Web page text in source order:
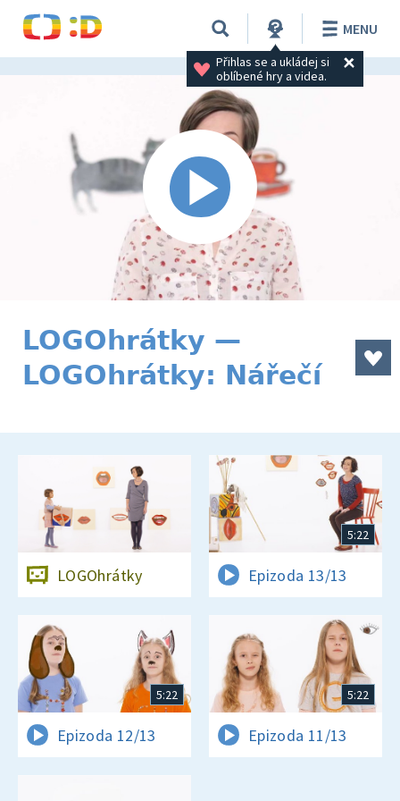
Přihlas se a ukládej si
oblíbené hry a videa.
MENU
LOGOhrátky —
LOGOhrátky: Nářečí
LOGOhrátky
5:22
Epizoda 13/13
5:22
Epizoda 12/13
5:22
Epizoda 11/13